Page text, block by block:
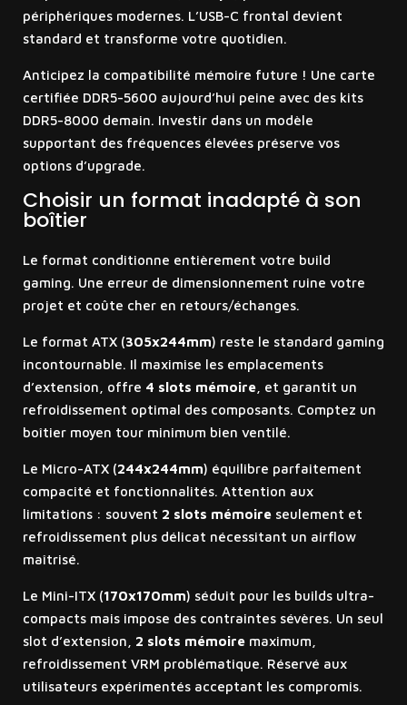
périphériques modernes. L’USB-C frontal devient
standard et transforme votre quotidien.
Anticipez la compatibilité mémoire future ! Une carte
certifiée DDR5-5600 aujourd’hui peine avec des kits
DDR5-8000 demain. Investir dans un modèle
supportant des fréquences élevées préserve vos
options d’upgrade.
Choisir un format inadapté à son
boîtier
Le format conditionne entièrement votre build
gaming. Une erreur de dimensionnement ruine votre
projet et coûte cher en retours/échanges.
Le format ATX (305x244mm) reste le standard gaming
incontournable. Il maximise les emplacements
d’extension, offre 4 slots mémoire, et garantit un
refroidissement optimal des composants. Comptez un
boîtier moyen tour minimum bien ventilé.
Le Micro-ATX (244x244mm) équilibre parfaitement
compacité et fonctionnalités. Attention aux
limitations : souvent 2 slots mémoireseulement et
refroidissement plus délicat nécessitant un airflow
maîtrisé.
Le Mini-ITX (170x170mm) séduit pour les builds ultra-
compacts mais impose des contraintes sévères. Un seul
slot d’extension, 2 slots mémoiremaximum,
refroidissement VRM problématique. Réservé aux
utilisateurs expérimentés acceptant les compromis.